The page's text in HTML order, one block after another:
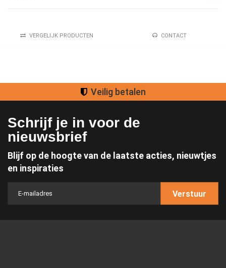
VERGELIJK PRODUCTEN CONTACT
Veilig betalen
Schrijf je in voor de
nieuwsbrief
Blijf op de hoogte van de laatste acties, nieuwtjes
en inspiraties
Verstuur